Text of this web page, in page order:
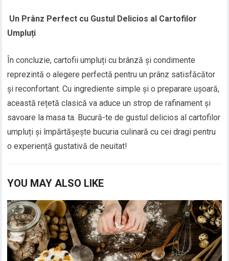
Un Prânz Perfect cu Gustul Delicios al Cartofilor
Umpluți
În concluzie, cartofii umpluți cu brânză și condimente
reprezintă o alegere perfectă pentru un prânz satisfăcător
și reconfortant. Cu ingrediente simple și o preparare ușoară,
această rețetă clasică va aduce un strop de rafinament și
savoare la masa ta. Bucură-te de gustul delicios al cartofilor
umpluți și împărtășește bucuria culinară cu cei dragi pentru
o experiență gustativă de neuitat!
YOU MAY ALSO LIKE